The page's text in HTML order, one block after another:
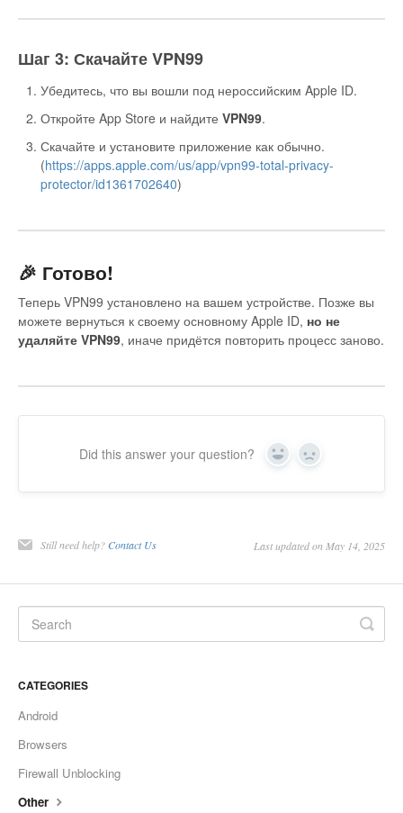
Шаг 3: Скачайте VPN99
Убедитесь, что вы вошли под нероссийским Apple ID.
Откройте App Store и найдите VPN99.
Скачайте и установите приложение как обычно.
(https://apps.apple.com/us/app/vpn99-total-privacy-
protector/id1361702640)
🎉 Готово!
Теперь VPN99 установлено на вашем устройстве. Позже вы
можете вернуться к своему основному Apple ID, но не
удаляйте VPN99, иначе придётся повторить процесс заново.
Did this answer your question? Yes No
Still need help? Contact Us Last updated on May 14, 2025
CATEGORIES
Android
Browsers
Firewall Unblocking
Other